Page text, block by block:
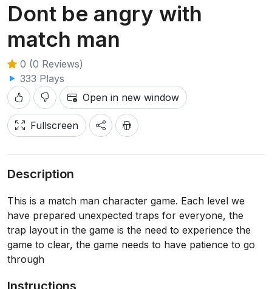
Dont be angry with
match man
0 (0 Reviews)
333 Plays
Open in new window
Fullscreen
Description
This is a match man character game. Each level we
have prepared unexpected traps for everyone, the
trap layout in the game is the need to experience the
game to clear, the game needs to have patience to go
through
Instructions